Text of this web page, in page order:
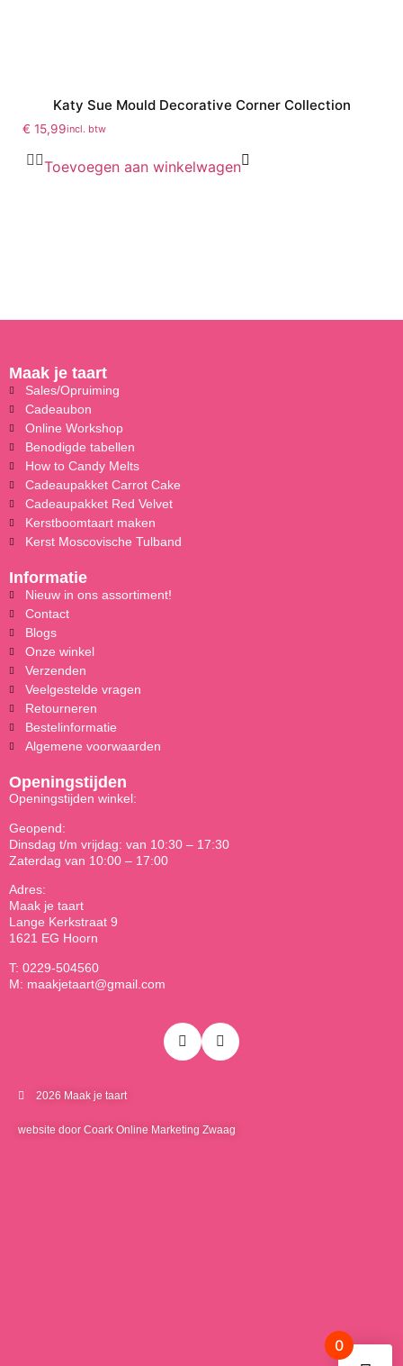
Katy Sue Mould Decorative Corner Collection
€ 15,99incl. btw
Toevoegen aan winkelwagen
Maak je taart
Sales/Opruiming
Cadeaubon
Online Workshop
Benodigde tabellen
How to Candy Melts
Cadeaupakket Carrot Cake
Cadeaupakket Red Velvet
Kerstboomtaart maken
Kerst Moscovische Tulband
Informatie
Nieuw in ons assortiment!
Contact
Blogs
Onze winkel
Verzenden
Veelgestelde vragen
Retourneren
Bestelinformatie
Algemene voorwaarden
Openingstijden
Openingstijden winkel:
Geopend:
Dinsdag t/m vrijdag: van 10:30 – 17:30
Zaterdag van 10:00 – 17:00
Adres:
Maak je taart
Lange Kerkstraat 9
1621 EG Hoorn
T: 0229-504560
M: maakjetaart@gmail.com
2026 Maak je taart
website door Coark Online Marketing Zwaag
0